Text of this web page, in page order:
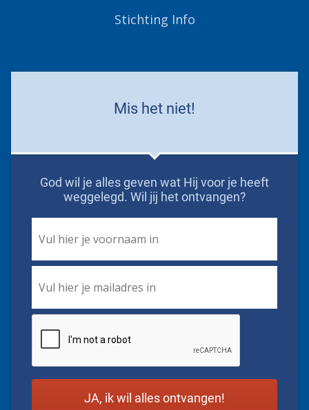
Stichting Info
Mis het niet!
God wil je alles geven wat Hij voor je heeft
weggelegd. Wil jij het ontvangen?
Name *